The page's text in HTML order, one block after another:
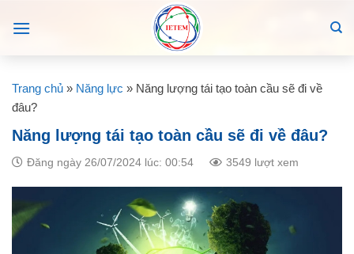
Trang chủ » Năng lực » Năng lượng tái tạo toàn cầu sẽ đi về
đâu?
Năng lượng tái tạo toàn cầu sẽ đi về đâu?
Đăng ngày 26/07/2024 lúc: 00:54 3549 lượt xem